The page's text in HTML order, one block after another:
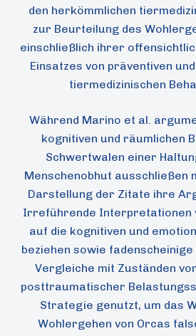
den herkömmlichen
zur Beurteilung des
einschließlich ihrer
Einsatzes von präventiven
tiermedizinischen
Während Marino et al.
kognitiven und räumlichen
Schwertwalen einer
Menschenobhut ausschließen
Darstellung der Zitate ihre
Irreführende Interpretationen
auf die kognitiven und
beziehen sowie
Vergleiche mit Zuständen
posttraumatischer
Strategie genutzt, um das
Wohlergehen von Orcas